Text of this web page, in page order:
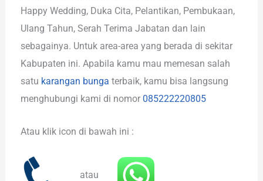
Happy Wedding, Duka Cita, Pelantikan, Pembukaan,
Ulang Tahun, Serah Terima Jabatan dan lain
sebagainya. Untuk area-area yang berada di sekitar
Kabupaten ini. Apabila kamu mau memesan salah
satu karangan bunga terbaik, kamu bisa langsung
menghubungi kami di nomor 085222220805
Atau klik icon di bawah ini :
atau